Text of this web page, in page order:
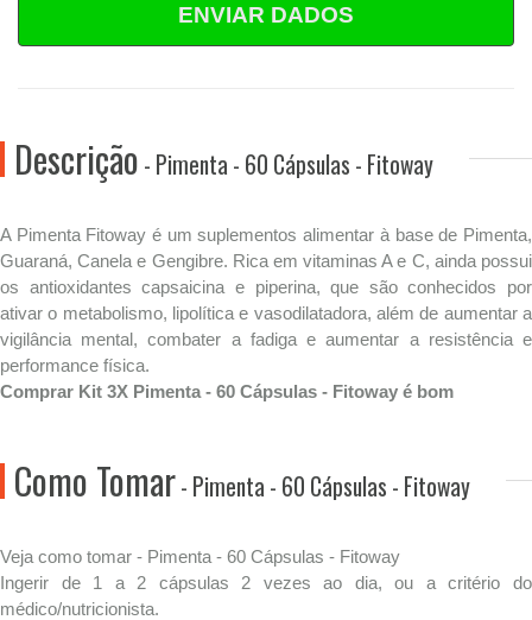
ENVIAR DADOS
Descrição - Pimenta - 60 Cápsulas - Fitoway
A Pimenta Fitoway é um suplementos alimentar à base de Pimenta,
Guaraná, Canela e Gengibre. Rica em vitaminas A e C, ainda possui
os antioxidantes capsaicina e piperina, que são conhecidos por
ativar o metabolismo, lipolítica e vasodilatadora, além de aumentar a
vigilância mental, combater a fadiga e aumentar a resistência e
performance física.
Comprar Kit 3X Pimenta - 60 Cápsulas - Fitoway é bom
Como Tomar- Pimenta - 60 Cápsulas - Fitoway
Veja como tomar - Pimenta - 60 Cápsulas - Fitoway
Ingerir de 1 a 2 cápsulas 2 vezes ao dia, ou a critério do
médico/nutricionista.